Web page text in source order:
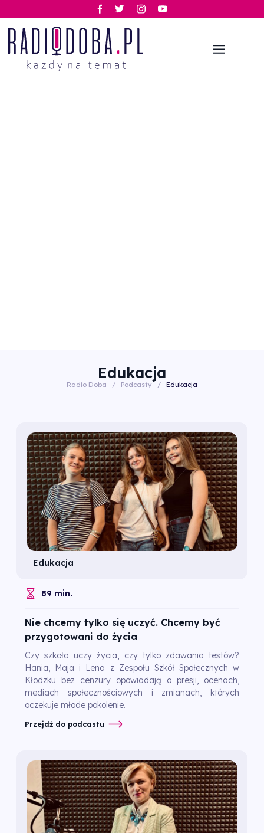
Edukacja
Radio Doba / Podcasty / Edukacja
Edukacja
89 min.
Nie chcemy tylko się uczyć. Chcemy być
przygotowani do życia
Czy szkoła uczy życia, czy tylko zdawania testów?
Hania, Maja i Lena z Zespołu Szkół Społecznych w
Kłodzku bez cenzury opowiadają o presji, ocenach,
mediach społecznościowych i zmianach, których
oczekuje młode pokolenie.
Przejdź do podcastu